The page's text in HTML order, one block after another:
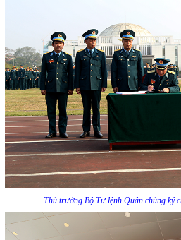
Thủ trưởng Bộ Tư lệnh Quân chủng ký